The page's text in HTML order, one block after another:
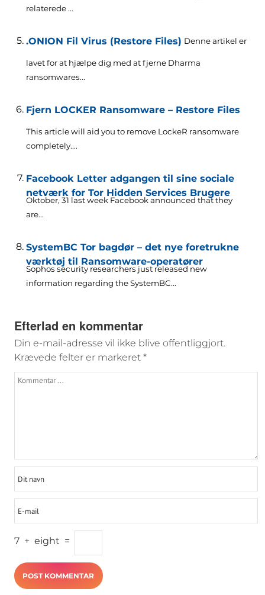
relaterede ...
.ONION Fil Virus (Restore Files) Denne artikel er
lavet for at hjælpe dig med at fjerne Dharma
ransomwares...
Fjern LOCKER Ransomware – Restore Files
This article will aid you to remove LockeR ransomware
completely....
Facebook Letter adgangen til sine sociale
netværk for Tor Hidden Services Brugere
Oktober, 31 last week Facebook announced that they
are...
SystemBC Tor bagdør – det nye foretrukne
værktøj til Ransomware-operatører
Sophos security researchers just released new
information regarding the SystemBC...
Efterlad en kommentar
Din e-mail-adresse vil ikke blive offentliggjort.
Krævede felter er markeret *
7 + eight =